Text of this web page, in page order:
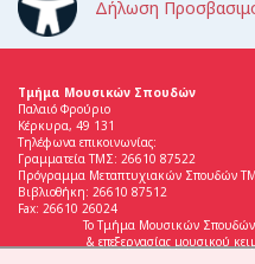
Δήλωση
Τμήμα Μουσικών Σπουδών
Παλαιό Φρούριο
Κέρκυρα, 49 131
Τηλέφωνα επικοινωνίας:
Γραμματεία ΤΜΣ: 26610 87522
Πρόγραμμα Μεταπτυχιακών Σπουδών
Βιβλιοθήκη: 26610 87512
Fax: 26610 26024
Το Τμήμα Μουσικών Σπουδών
& επεξεργασίας μουσικού